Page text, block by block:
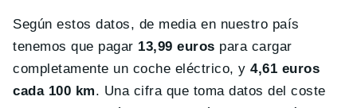
Según estos datos, de media en nuestro país
tenemos que pagar 13,99 euros para cargar
completamente un coche eléctrico, y 4,61 euros
cada 100 km. Una cifra que toma datos del coste